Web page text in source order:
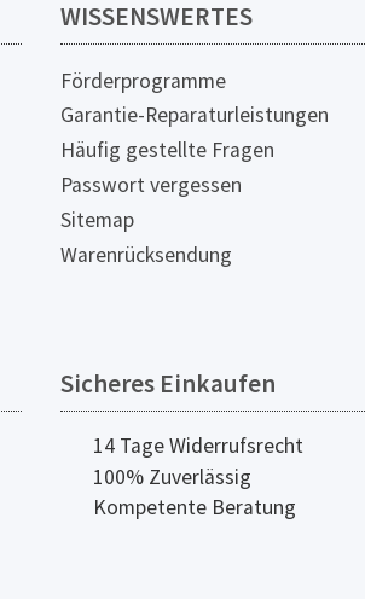
WISSENSWERTES
Förderprogramme
Garantie-Reparaturleistungen
Häufig gestellte Fragen
Passwort vergessen
Sitemap
Warenrücksendung
Sicheres Einkaufen
14 Tage Widerrufsrecht
100% Zuverlässig
Kompetente Beratung